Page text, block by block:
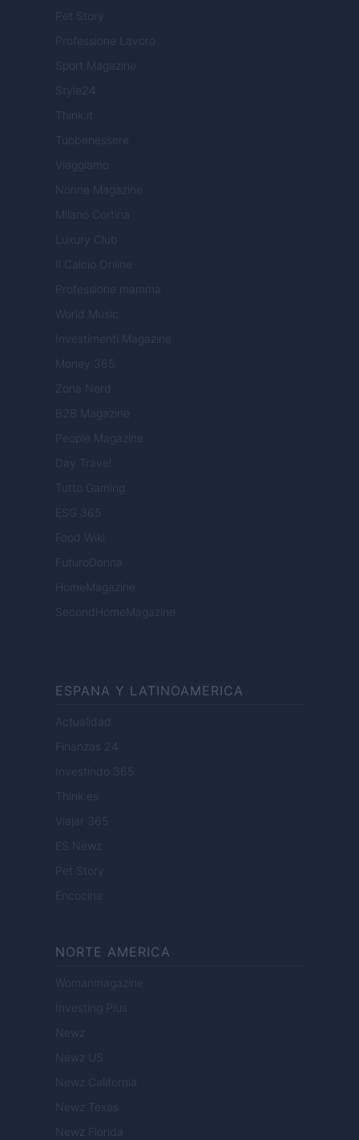
Pet Story
Professione Lavoro
Sport Magazine
Style24
Think.it
Tuobenessere
Viaggiamo
Nonne Magazine
Milano Cortina
Luxury Club
Il Calcio Online
Professione mamma
World Music
Investimenti Magazine
Money 365
Zona Nerd
B2B Magazine
People Magazine
Day Travel
Tutto Gaming
ESG 365
Food Wiki
FuturoDonna
HomeMagazine
SecondHomeMagazine
ESPANA Y LATINOAMERICA
Actualidad
Finanzas 24
Investindo 365
Think.es
Viajar 365
ES Newz
Pet Story
Encocina
NORTE AMERICA
Womanmagazine
Investing Plus
Newz
Newz US
Newz California
Newz Texas
Newz Florida